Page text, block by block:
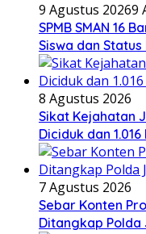
9 Agustus 20269
SPMB SMAN 16
Siswa dan
8 Agustus 2026
Sikat Kejahatan
Diciduk dan
7 Agustus 2026
Sebar Konten
Ditangkap Polda